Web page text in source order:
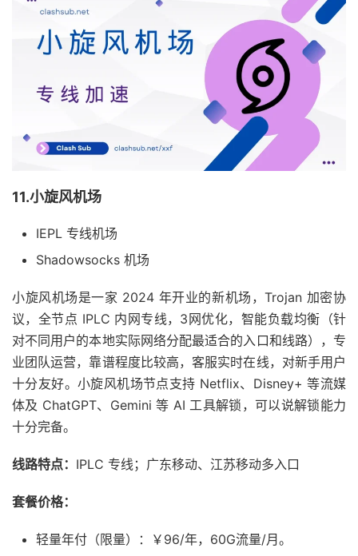
11.小旋风机场
IEPL 专线机场
Shadowsocks 机场
小旋风机场是一家 2024 年开业的新机场，Trojan 加密协
议，全节点 IPLC 内网专线，3网优化，智能负载均衡（针
对不同用户的本地实际网络分配最适合的入口和线路），专
业团队运营，靠谱程度比较高，客服实时在线，对新手用户
十分友好。小旋风机场节点支持 Netflix、Disney+ 等流媒
体及 ChatGPT、Gemini 等 AI 工具解锁，可以说解锁能力
十分完备。
线路特点： IPLC 专线；广东移动、江苏移动多入口
套餐价格：
轻量年付（限量）：￥96/年，60G流量/月。